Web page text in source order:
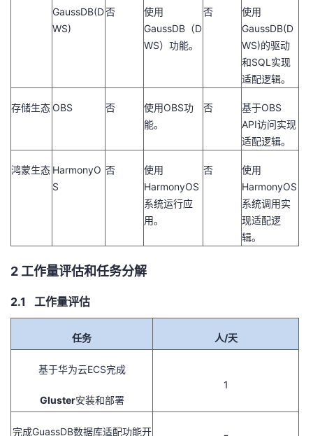
GaussDB(D
WS)
否
使用
GaussDB （D
WS）功能。
否
使用
GaussDB(D
WS)的驱动
和SQL 实现
适配逻辑。
存储生态 OBS 否 使用OBS功
能。
否 基于OBS
API访问实现
适配逻辑。
鸿蒙生态 HarmonyO
S
否
使用
HarmonyOS
系统运行应
用。
否
使用
HarmonyOS
系统调用实
现适配逻
辑。
2 工作量评估和任务分解
2.1 工作量评估
任务 人/天
基于华为云ECS完成
Gluster安装和部署
1
完成GuassDB数据库适配功能开